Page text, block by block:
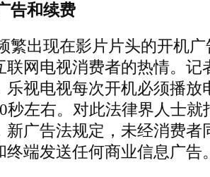
告和续费
繁出现在影片片头的开机
联网电视消费者的热情。记
乐视电视每次开机必须播放
秒左右。对此法律界人士
新广告法规定，未经消费者
终端发送任何商业信息广告